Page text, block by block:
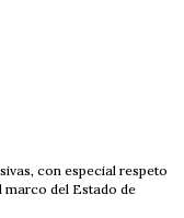
con especial respeto
marco del Estado de